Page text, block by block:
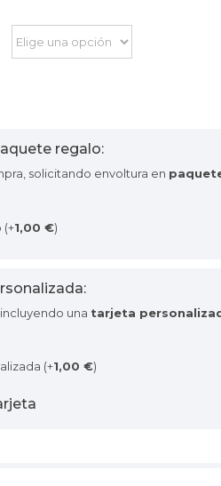
regalo:
solicitando envoltura en
(+1,00 €)
una tarjeta
(+1,00 €)